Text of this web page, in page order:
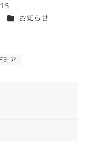
カテゴリー
お知らせ
ミア